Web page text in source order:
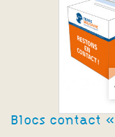
Blocs contact